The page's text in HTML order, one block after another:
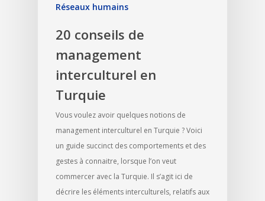
Réseaux humains
20 conseils de
management
interculturel en
Turquie
Vous voulez avoir quelques notions de
management interculturel en Turquie ? Voici
un guide succinct des comportements et des
gestes à connaitre, lorsque l’on veut
commercer avec la Turquie. Il s’agit ici de
décrire les éléments interculturels, relatifs aux